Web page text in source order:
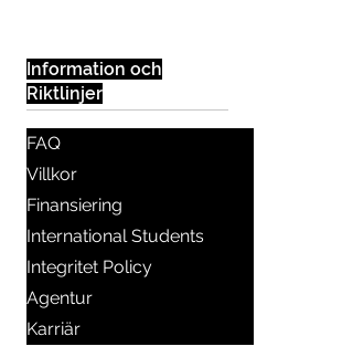
Information och
Riktlinjer
FAQ
Villkor
Finansiering
International Students
Integritet Policy
Agentur
Karriär